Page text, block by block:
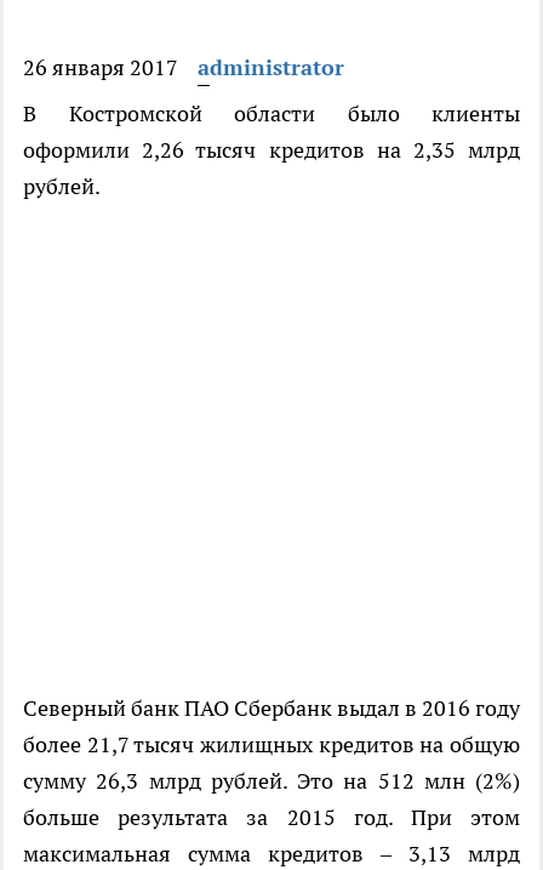
26 января 2017
administrator
В Костромской области было клиенты
оформили 2,26 тысяч кредитов на 2,35 млрд
рублей.
Северный банк ПАО Сбербанк выдал в 2016 году
более 21,7 тысяч жилищных кредитов на общую
сумму 26,3 млрд рублей. Это на 512 млн (2%)
больше результата за 2015 год. При этом
максимальная сумма кредитов – 3,13 млрд